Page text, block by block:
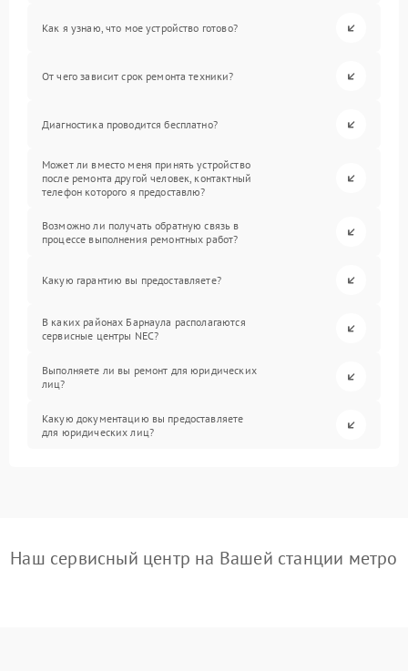
Как я узнаю, что мое устройство готово?
От чего зависит срок ремонта техники?
Диагностика проводится бесплатно?
Может ли вместо меня принять устройство
после ремонта другой человек, контактный
телефон которого я предоставлю?
Возможно ли получать обратную связь в
процессе выполнения ремонтных работ?
Какую гарантию вы предоставляете?
В каких районах Барнаула располагаются
сервисные центры NEC?
Выполняете ли вы ремонт для юридических
лиц?
Какую документацию вы предоставляете
для юридических лиц?
Наш сервисный центр на Вашей станции метро